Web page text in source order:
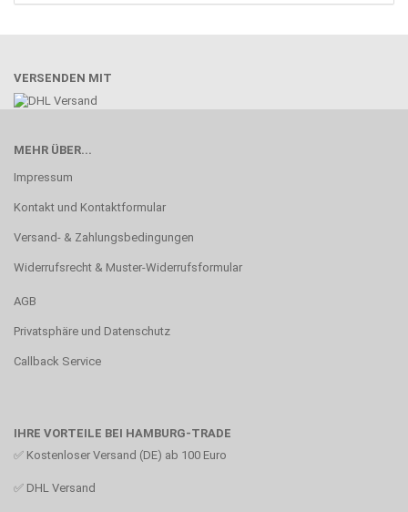
VERSENDEN MIT
MEHR ÜBER...
Impressum
Kontakt und Kontaktformular
Versand- & Zahlungsbedingungen
Widerrufsrecht & Muster-Widerrufsformular
AGB
Privatsphäre und Datenschutz
Callback Service
IHRE VORTEILE BEI HAMBURG-TRADE
✅ Kostenloser Versand (DE) ab 100 Euro
✅ DHL Versand